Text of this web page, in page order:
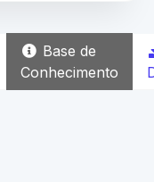
Base de
Conhecimento